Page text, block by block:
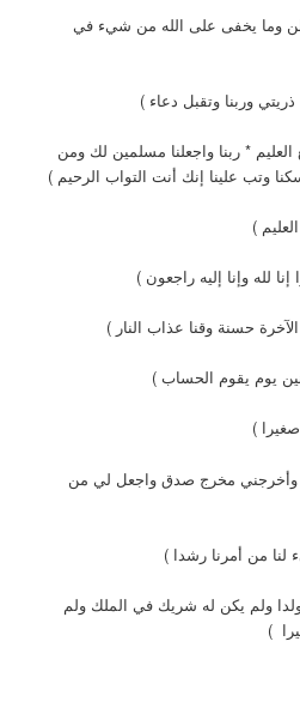
وما يخفى على الله من شيء في
وربنا وتقبل دعاء )
* ربنا واجعلنا مسلمين لك ومن
وتب علينا إنك أنت التواب الرحيم )
)
لله وإنا إليه راجعون )
حسنة وقنا عذاب النار )
يوم يقوم الحساب )
)
مخرج صدق واجعل لي من
لنا من أمرنا رشدا )
ولم يكن له شريك في الملك ولم
)